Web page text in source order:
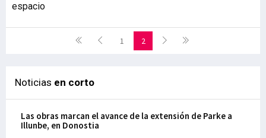
espacio
1 2
Noticias en corto
Las obras marcan el avance de la extensión de Parke a
Illunbe, en Donostia